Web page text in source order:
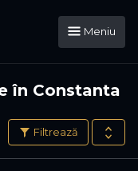
Meniu
în Constanta
Filtrează